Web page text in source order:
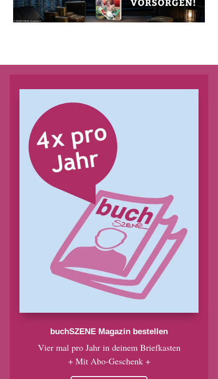
buchSZENE Magazin bestellen
Vier mal pro Jahr in deinem Briefkasten
+ Mit Abo-Geschenk +